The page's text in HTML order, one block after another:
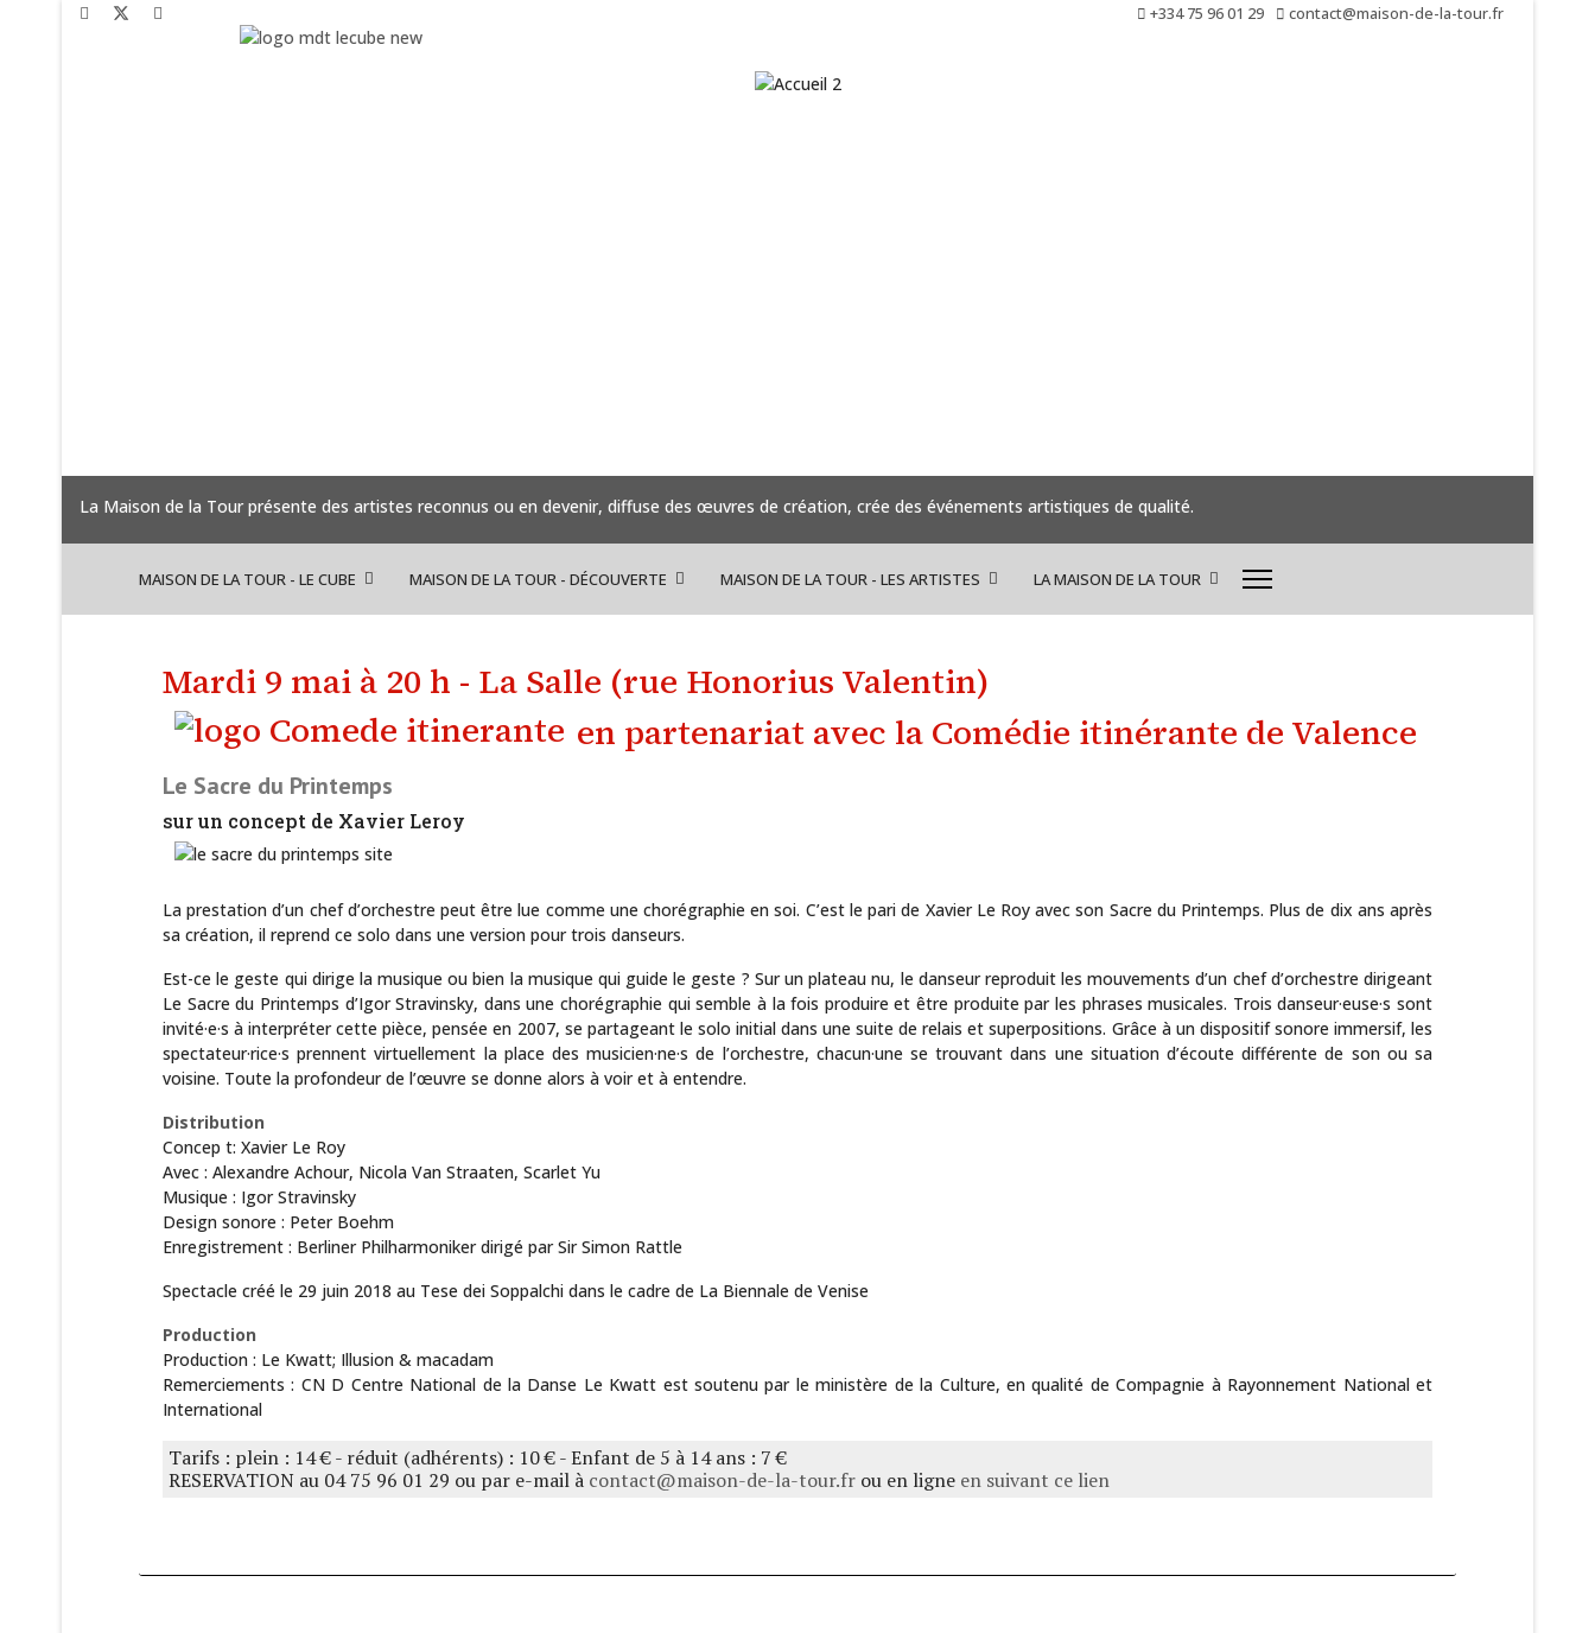
+334 75 96 01 29 contact@maison-de-la-tour.fr
La Maison de la Tour présente des artistes reconnus ou en devenir, diffuse des œuvres de création, crée des événements artistiques de qualité.
MAISON DE LA TOUR - LE CUBE MAISON DE LA TOUR - DÉCOUVERTE MAISON DE LA TOUR - LES ARTISTES LA MAISON DE LA TOUR
Mardi 9 mai à 20 h - La Salle (rue Honorius Valentin)
en partenariat avec la Comédie itinérante de Valence
Le Sacre du Printemps
sur un concept de Xavier Leroy
La prestation d’un chef d’orchestre peut être lue comme une chorégraphie en soi. C’est le pari de Xavier Le Roy avec son Sacre du Printemps. Plus de dix ans après
sa création, il reprend ce solo dans une version pour trois danseurs.
Est-ce le geste qui dirige la musique ou bien la musique qui guide le geste ? Sur un plateau nu, le danseur reproduit les mouvements d’un chef d’orchestre dirigeant
Le Sacre du Printemps d’Igor Stravinsky, dans une chorégraphie qui semble à la fois produire et être produite par les phrases musicales. Trois danseur·euse·s sont
invité·e·s à interpréter cette pièce, pensée en 2007, se partageant le solo initial dans une suite de relais et superpositions. Grâce à un dispositif sonore immersif, les
spectateur·rice·s prennent virtuellement la place des musicien·ne·s de l’orchestre, chacun·une se trouvant dans une situation d’écoute différente de son ou sa
voisine. Toute la profondeur de l’œuvre se donne alors à voir et à entendre.
Distribution
Concep t: Xavier Le Roy
Avec : Alexandre Achour, Nicola Van Straaten, Scarlet Yu
Musique : Igor Stravinsky
Design sonore : Peter Boehm
Enregistrement : Berliner Philharmoniker dirigé par Sir Simon Rattle
Spectacle créé le 29 juin 2018 au Tese dei Soppalchi dans le cadre de La Biennale de Venise
Production
Production : Le Kwatt; Illusion & macadam
Remerciements : CN D Centre National de la Danse Le Kwatt est soutenu par le ministère de la Culture, en qualité de Compagnie à Rayonnement National et
International
Tarifs : plein : 14 € - réduit (adhérents) : 10 € - Enfant de 5 à 14 ans : 7 €
RESERVATION au 04 75 96 01 29 ou par e-mail à contact@maison-de-la-tour.fr ou en ligne en suivant ce lien